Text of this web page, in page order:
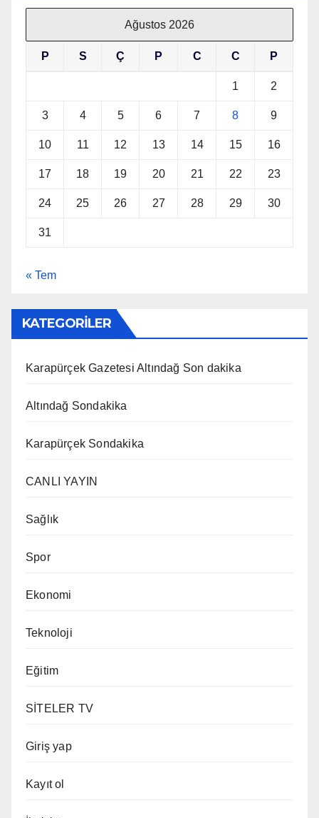
Ağustos 2026
P S Ç P C C P
1 2
3 4 5 6 7 8 9
10 11 12 13 14 15 16
17 18 19 20 21 22 23
24 25 26 27 28 29 30
31
« Tem
KATEGORİLER
Karapürçek Gazetesi Altındağ Son dakika
Altındağ Sondakika
Karapürçek Sondakika
CANLI YAYIN
Sağlık
Spor
Ekonomi
Teknoloji
Eğitim
SİTELER TV
Giriş yap
Kayıt ol